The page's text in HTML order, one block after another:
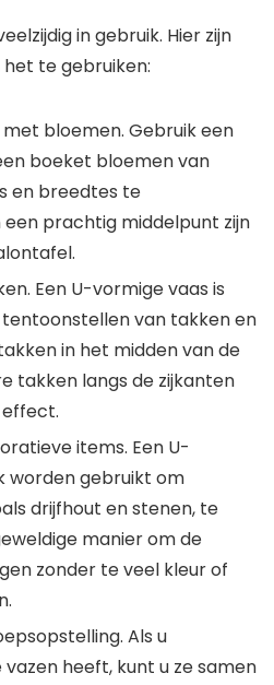
in gebruik. Hier zijn
te gebruiken:
bloemen. Gebruik een
​​boeket bloemen van
en breedtes te
een prachtig middelpunt zijn
Een U-vormige vaas is
van takken en
in het midden van de
takken langs de zijkanten
items. Een U-
worden gebruikt om
drijfhout en stenen, te
manier om de
zonder te veel kleur of
Als u
heeft, kunt u ze samen